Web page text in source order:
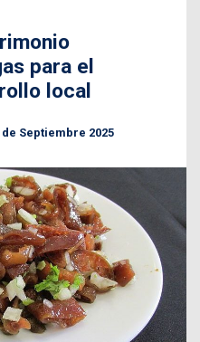
para el
local
de Septiembre 2025